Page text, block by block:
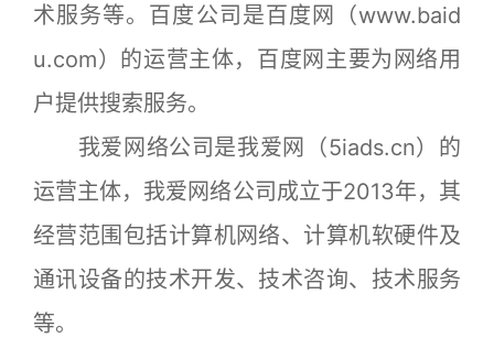
术服务等。百度公司是百度网（www.baid
u.com）的运营主体，百度网主要为网络用
户提供搜索服务。
我爱网络公司是我爱网（5iads.cn）的
运营主体，我爱网络公司成立于2013年，其
经营范围包括计算机网络、计算机软硬件及
通讯设备的技术开发、技术咨询、技术服务
等。